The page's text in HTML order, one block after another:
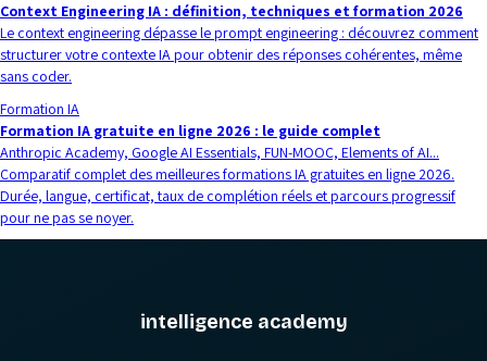
Context Engineering IA : définition, techniques et formation 2026
Le context engineering dépasse le prompt engineering : découvrez comment
structurer votre contexte IA pour obtenir des réponses cohérentes, même
sans coder.
Formation IA
Formation IA gratuite en ligne 2026 : le guide complet
Anthropic Academy, Google AI Essentials, FUN-MOOC, Elements of AI...
Comparatif complet des meilleures formations IA gratuites en ligne 2026.
Durée, langue, certificat, taux de complétion réels et parcours progressif
pour ne pas se noyer.
intelligence academy